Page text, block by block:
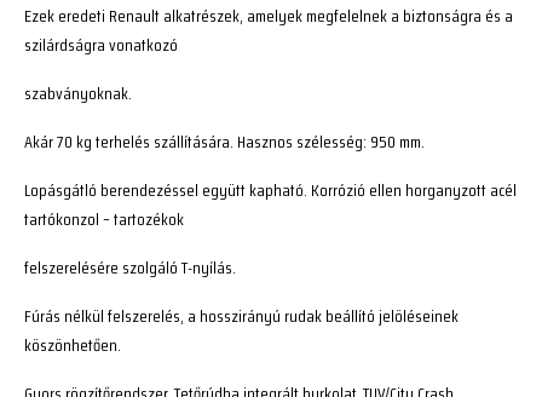
Ezek eredeti Renault alkatrészek, amelyek megfelelnek a biztonságra és a
szilárdságra vonatkozó
szabványoknak.
Akár 70 kg terhelés szállítására. Hasznos szélesség: 950 mm.
Lopásgátló berendezéssel együtt kapható. Korrózió ellen horganyzott acél
tartókonzol – tartozékok
felszerelésére szolgáló T-nyílás.
Fúrás nélkül felszerelés, a hosszirányú rudak beállító jelöléseinek
köszönhetően.